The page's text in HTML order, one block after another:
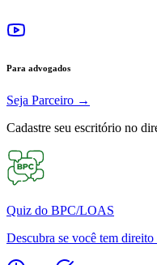
Para advogados
Seja Parceiro →
Cadastre seu escritório no
Quiz do BPC/LOAS
Descubra se você tem